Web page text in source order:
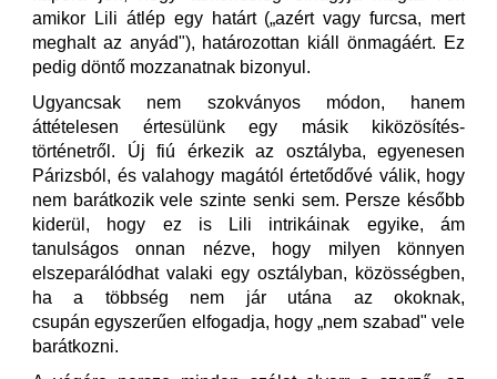
amikor Lili átlép egy határt („azért vagy furcsa, mert
meghalt az anyád"), határozottan kiáll önmagáért. Ez
pedig döntő mozzanatnak bizonyul.
Ugyancsak nem szokványos módon, hanem
áttételesen értesülünk egy másik kiközösítés-
történetről. Új fiú érkezik az osztályba, egyenesen
Párizsból, és valahogy magától értetődővé válik, hogy
nem barátkozik vele szinte senki sem. Persze később
kiderül, hogy ez is Lili intrikáinak egyike, ám
tanulságos onnan nézve, hogy milyen könnyen
elszeparálódhat valaki egy osztályban, közösségben,
ha a többség nem jár utána az okoknak,
csupán egyszerűen elfogadja, hogy „nem szabad" vele
barátkozni.